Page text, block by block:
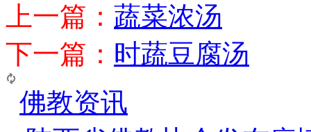
上一篇： 蔬菜浓汤
下一篇： 时蔬豆腐汤
佛教资讯